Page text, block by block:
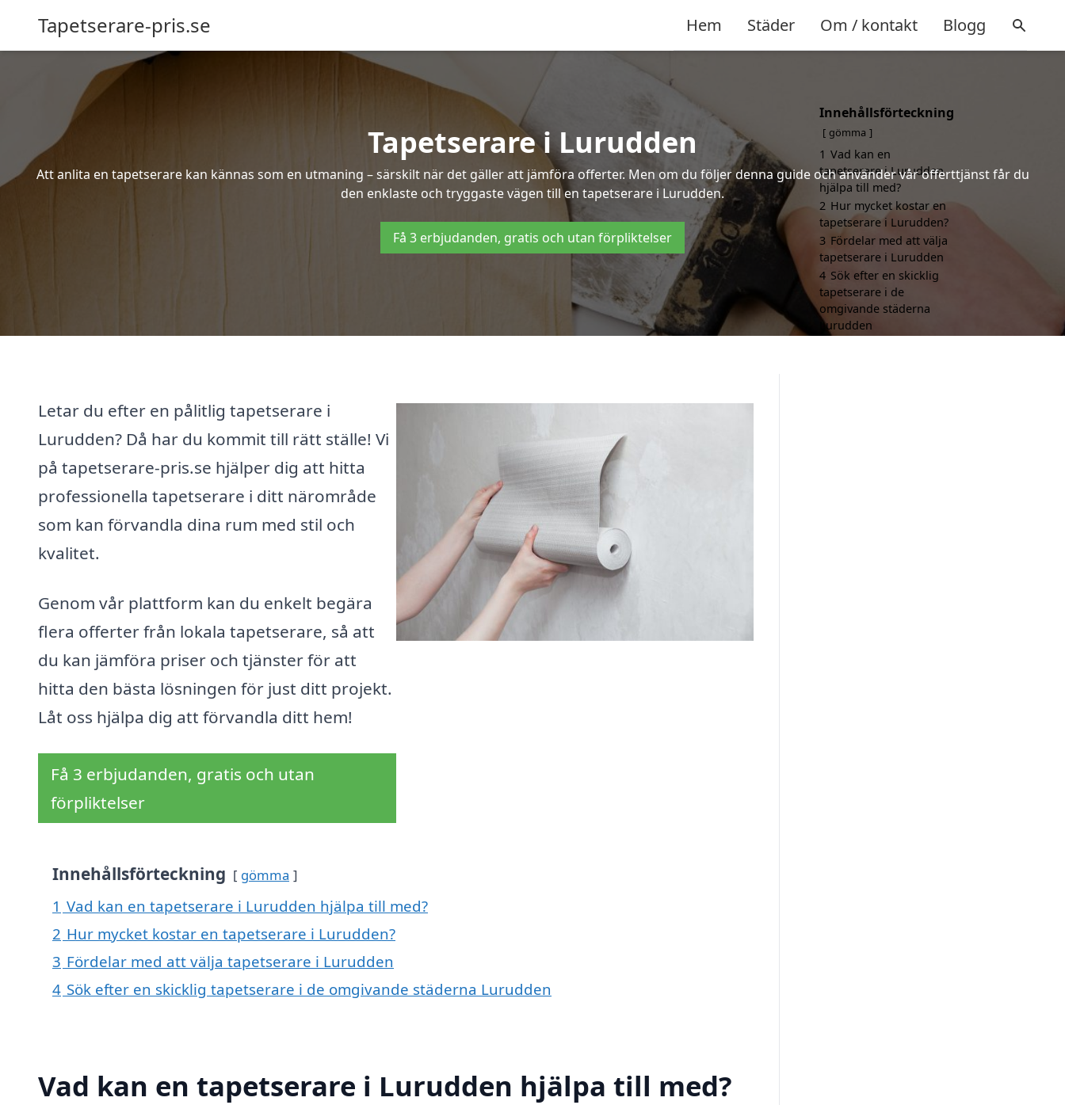
Tapetserare-pris.se Hem Städer Om / kontakt Blogg
Tapetserare i Lurudden
Att anlita en tapetserare kan kännas som en utmaning – särskilt när det gäller att jämföra offerter. Men om du följer denna guide och använder vår offerttjänst får du
den enklaste och tryggaste vägen till en tapetserare i Lurudden.
Få 3 erbjudanden, gratis och utan förpliktelser
Letar du efter en pålitlig tapetserare i
Lurudden? Då har du kommit till rätt ställe! Vi
på tapetserare-pris.se hjälper dig att hitta
professionella tapetserare i ditt närområde
som kan förvandla dina rum med stil och
kvalitet.
Genom vår plattform kan du enkelt begära
flera offerter från lokala tapetserare, så att
du kan jämföra priser och tjänster för att
hitta den bästa lösningen för just ditt projekt.
Låt oss hjälpa dig att förvandla ditt hem!
Få 3 erbjudanden, gratis och utan
förpliktelser
Innehållsförteckning gömma
1 Vad kan en tapetserare i Lurudden hjälpa till med?
2 Hur mycket kostar en tapetserare i Lurudden?
3 Fördelar med att välja tapetserare i Lurudden
4 Sök efter en skicklig tapetserare i de omgivande städerna Lurudden
Vad kan en tapetserare i Lurudden hjälpa till med?
Innehållsförteckning
gömma
1 Vad kan en
tapetserare i Lurudden
hjälpa till med?
2 Hur mycket kostar en
tapetserare i Lurudden?
3 Fördelar med att välja
tapetserare i Lurudden
4 Sök efter en skicklig
tapetserare i de
omgivande städerna
Lurudden